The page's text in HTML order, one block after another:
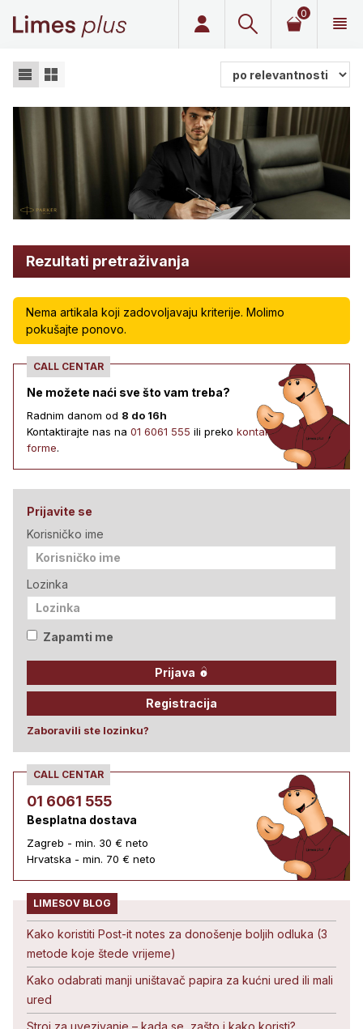
0
Rezultati pretraživanja
Nema artikala koji zadovoljavaju kriterije. Molimo
pokušajte ponovo.
CALL CENTAR
Ne možete naći sve što vam treba?
Radnim danom od 8 do 16h
Kontaktirajte nas na 01 6061 555 ili preko kontakt
forme.
Prijavite se
Korisničko ime
Lozinka
Zapamti me
Prijava
Registracija
Zaboravili ste lozinku?
CALL CENTAR
01 6061 555
Besplatna dostava
Zagreb - min. 30 € neto
Hrvatska - min. 70 € neto
LIMESOV BLOG
Kako koristiti Post-it notes za donošenje boljih odluka (3
metode koje štede vrijeme)
Kako odabrati manji uništavač papira za kućni ured ili mali
ured
Stroj za uvezivanje – kada se, zašto i kako koristi?